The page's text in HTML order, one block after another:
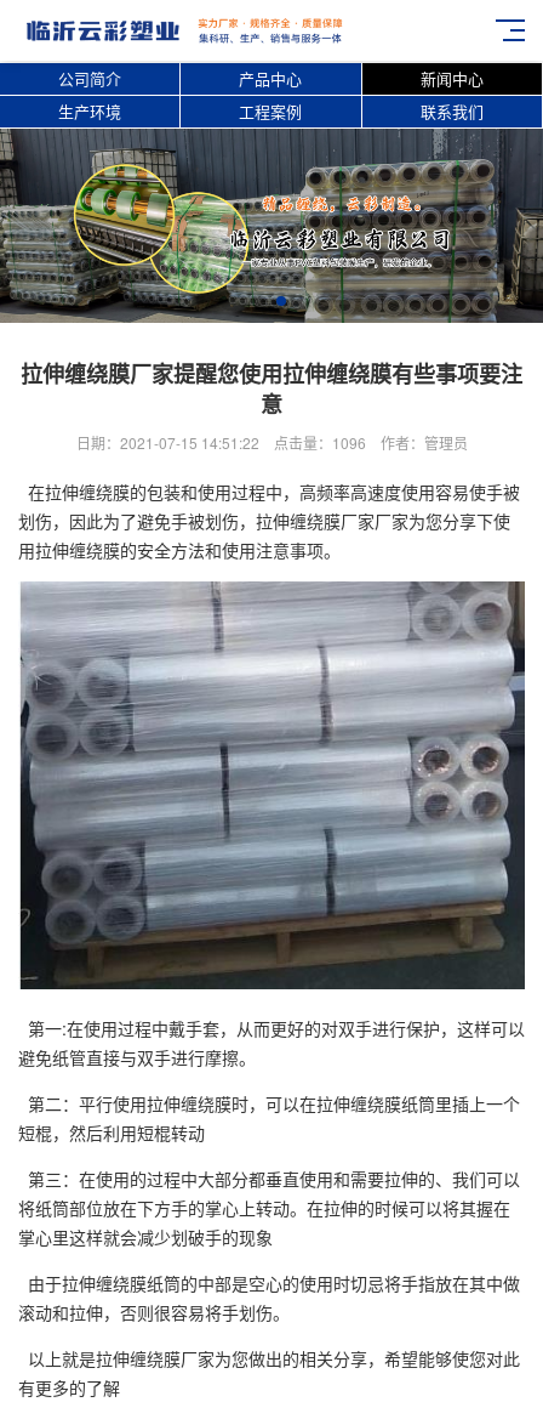
公司简介 产品中心
新闻中心
生产环境
工程案例 联系我们
拉伸缠绕膜厂家提醒您使用拉伸缠绕膜有些事项要注
意
日期：2021-07-15 14:51:22 点击量：1096 作者：管理员
在拉伸缠绕膜的包装和使用过程中，高频率高速度使用容易使手被
划伤，因此为了避免手被划伤，拉伸缠绕膜厂家厂家为您分享下使
用拉伸缠绕膜的安全方法和使用注意事项。
第一:在使用过程中戴手套，从而更好的对双手进行保护，这样可以
避免纸管直接与双手进行摩擦。
第二：平行使用拉伸缠绕膜时，可以在拉伸缠绕膜纸筒里插上一个
短棍，然后利用短棍转动
第三：在使用的过程中大部分都垂直使用和需要拉伸的、我们可以
将纸筒部位放在下方手的掌心上转动。在拉伸的时候可以将其握在
掌心里这样就会减少划破手的现象
由于拉伸缠绕膜纸筒的中部是空心的使用时切忌将手指放在其中做
滚动和拉伸，否则很容易将手划伤。
以上就是拉伸缠绕膜厂家为您做出的相关分享，希望能够使您对此
有更多的了解